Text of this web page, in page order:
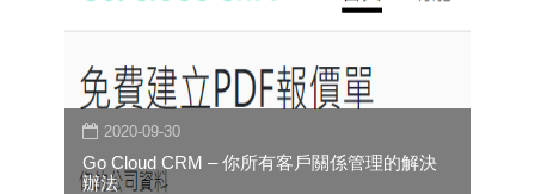
2020-09-30
Go Cloud CRM – 你所有客戶關係管理的解決
辦法